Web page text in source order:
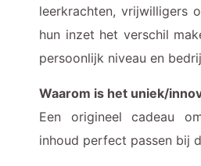
leerkrachten, vrijwilligers
hun inzet het verschil
persoonlijk niveau en
Waarom is het uniek/
Een origineel cadeau
inhoud perfect passen bij